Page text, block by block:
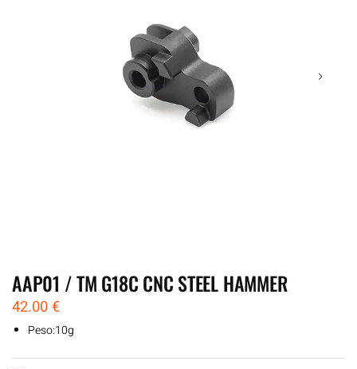
AAP01 / TM G18C CNC STEEL HAMMER
42.00€
Peso:10g